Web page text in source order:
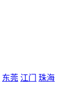
东莞 江门 珠海